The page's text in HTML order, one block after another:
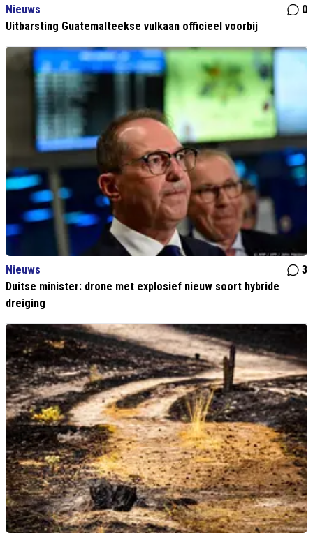
Nieuws
0
Uitbarsting Guatemalteekse vulkaan officieel voorbij
Nieuws
3
Duitse minister: drone met explosief nieuw soort hybride
dreiging